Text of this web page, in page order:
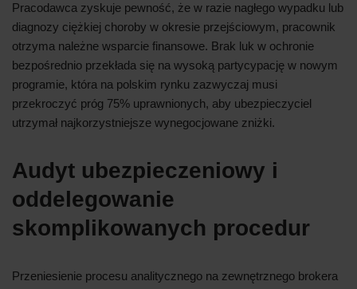
Pracodawca zyskuje pewność, że w razie nagłego wypadku lub
diagnozy ciężkiej choroby w okresie przejściowym, pracownik
otrzyma należne wsparcie finansowe. Brak luk w ochronie
bezpośrednio przekłada się na wysoką partycypację w nowym
programie, która na polskim rynku zazwyczaj musi
przekroczyć próg 75% uprawnionych, aby ubezpieczyciel
utrzymał najkorzystniejsze wynegocjowane zniżki.
Audyt ubezpieczeniowy i
oddelegowanie
skomplikowanych procedur
Przeniesienie procesu analitycznego na zewnętrznego brokera